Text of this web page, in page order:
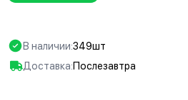
В наличии:349шт
Доставка:Послезавтра